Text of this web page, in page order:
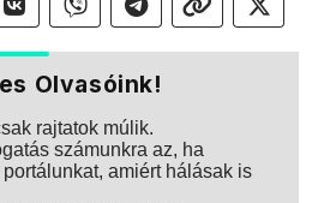
Olvasóink!
rajtatok múlik.
számunkra az, ha
amiért hálásak is